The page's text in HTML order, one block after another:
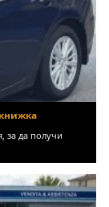
за да получи